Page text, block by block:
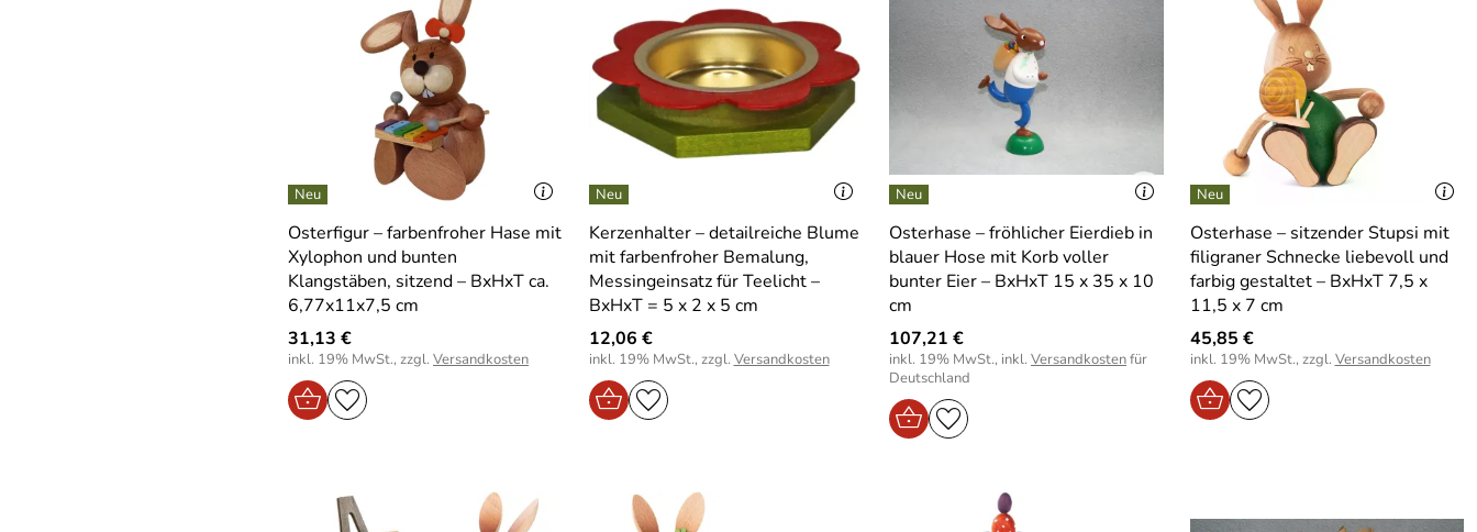
Osterfigur – farbenfroher Hase mit
Xylophon und bunten
Klangstäben, sitzend – BxHxT ca.
6,77x11x7,5 cm
31,13 €
inkl. 19% MwSt., zzgl. Versandkosten
Kerzenhalter – detailreiche Blume
mit farbenfroher Bemalung,
Messingeinsatz für Teelicht –
BxHxT = 5 x 2 x 5 cm
12,06 €
inkl. 19% MwSt., zzgl. Versandkosten
Osterhase – fröhlicher Eierdieb in
blauer Hose mit Korb voller
bunter Eier – BxHxT 15 x 35 x 10
cm
107,21 €
inkl. 19% MwSt., inkl. Versandkostenfür
Deutschland
Osterhase – sitzender Stupsi mit
filigraner Schnecke liebevoll und
farbig gestaltet – BxHxT 7,5 x
11,5 x 7 cm
45,85 €
inkl. 19% MwSt., zzgl. Versandkosten